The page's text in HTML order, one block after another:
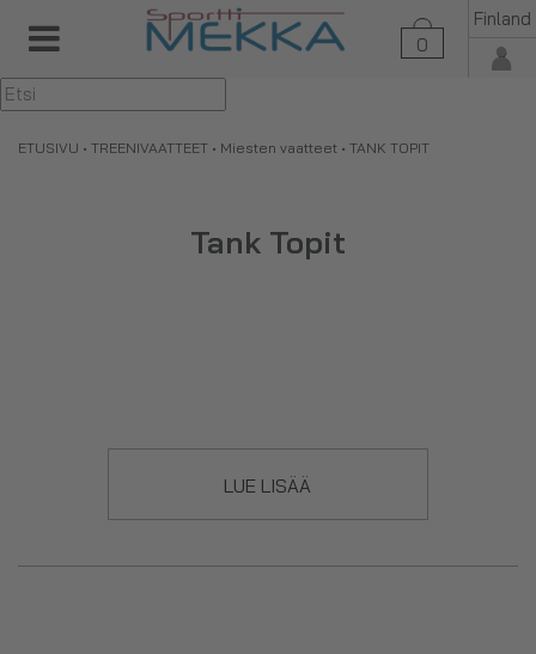
0
Finland
▼
ETUSIVU • TREENIVAATTEET • Miesten vaatteet • TANK TOPIT
Tank Topit
LUE LISÄÄ